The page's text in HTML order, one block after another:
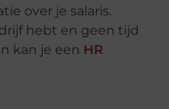
over je salaris.
hebt en geen tijd
kan je een HR